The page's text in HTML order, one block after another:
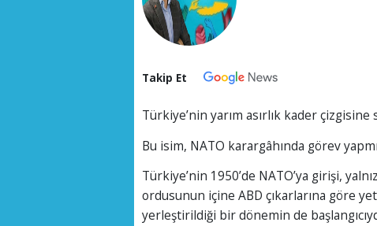
Takip Et
Türkiye’nin yarım asırlık kader
Bu isim, NATO karargâhında görev
Türkiye’nin 1950’de NATO’ya girişi,
ordusunun içine ABD çıkarlarına göre
yerleştirildiği bir dönemin de